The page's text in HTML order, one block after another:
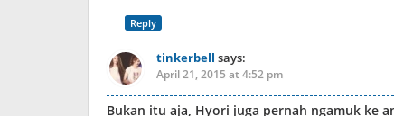
Reply
tinkerbell says:
April 21, 2015 at 4:52 pm
Bukan itu aja, Hyori juga pernah ngamuk ke